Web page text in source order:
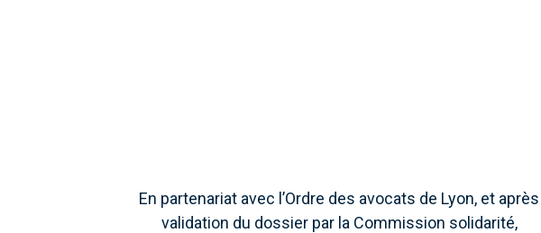
En partenariat avec l’Ordre des avocats de Lyon, et après
validation du dossier par la Commission solidarité,